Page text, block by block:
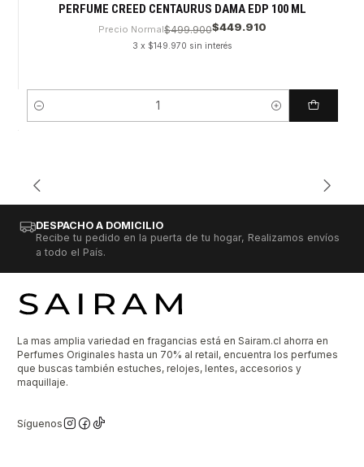
PERFUME CREED CENTAURUS DAMA EDP 100 ML
Precio Normal$499.900$449.910
3 x $149.970 sin interés
Cantidad
DESPACHO A DOMICILIO
Recibe tu pedido en la puerta de tu hogar, Realizamos envíos
a todo el País.
La mas amplia variedad en fragancias está en Sairam.cl ahorra en
Perfumes Originales hasta un 70% al retail, encuentra los perfumes
que buscas también estuches, relojes, lentes, accesorios y
maquillaje.
Síguenos